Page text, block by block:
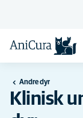
Andre dyr
Klinisk